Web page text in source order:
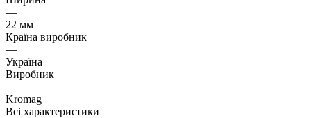
—
22 мм
Країна виробник
—
Україна
Виробник
—
Kromag
Всі характеристики